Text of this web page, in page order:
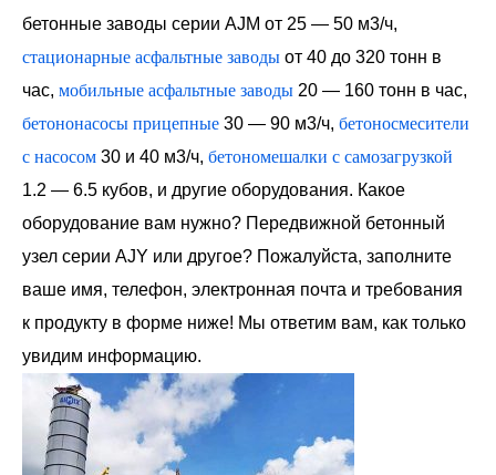
бетонные заводы серии AJM от 25 — 50 м3/ч,
стационарные асфальтные заводы от 40 до 320 тонн в
час, мобильные асфальтные заводы 20 — 160 тонн в час,
бетононасосы прицепные 30 — 90 м3/ч, бетоносмесители
с насосом 30 и 40 м3/ч, бетономешалки с самозагрузкой
1.2 — 6.5 кубов, и другие оборудования. Какое
оборудование вам нужно? Передвижной бетонный
узел серии AJY или другое? Пожалуйста, заполните
ваше имя, телефон, электронная почта и требования
к продукту в форме ниже! Мы ответим вам, как только
увидим информацию.